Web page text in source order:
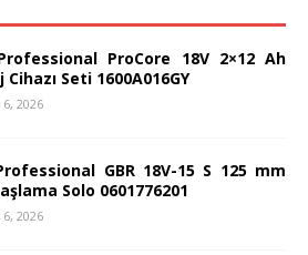
ProCore 18V 2×12 Ah
Cihazı Seti 1600A016GY
2026
GBR 18V-15 S 125 mm
Solo 0601776201
2026